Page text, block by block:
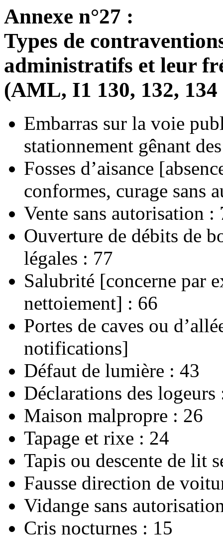
Annexe n°27 :
Types de
administratifs et leur
(AML, I1 130, 132,
Embarras sur la voie
stationnement gênant
Fosses d’aisance
conformes, curage sans
Vente sans autorisation :
Ouverture de débits de
légales : 77
Salubrité [concerne par
nettoiement] : 66
Portes de caves ou
notifications]
Défaut de lumière : 43
Déclarations des logeurs
Maison malpropre : 26
Tapage et rixe : 24
Tapis ou descente de lit
Fausse direction de
Vidange sans
Cris nocturnes : 15